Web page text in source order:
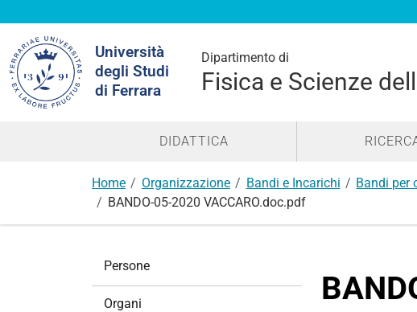
Università
degli Studi
di Ferrara
Dipartimento di
Fisica e Scienze
nel
sito
DIDATTICA
Home Organizzazione Bandi e Incarichi Bandi per
BANDO-05-2020 VACCARO.doc.pdf
Persone
Organi